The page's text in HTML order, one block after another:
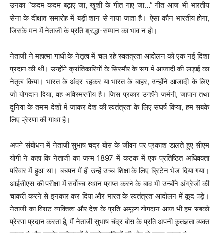
उनका “कदम कदम बढ़ाए जा, खुशी के गीत गाए जा…” गीत आज भी भारतीय
सेना के दीक्षांत समारोह में बड़ी शान से गाया जाता है। ऐसा कौन भारतीय होगा,
जिसके मन में नेताजी के प्रति श्रद्धा-सम्मान का भाव न हो।
नेताजी ने महात्मा गांधी के नेतृत्व में चल रहे स्वतंत्रता आंदोलन को एक नई दिशा
प्रदान की थी। उन्होंने क्रांतिकारियों के सिरमौर के रूप में आजादी की लड़ाई का
नेतृत्व किया। भारत के अंदर रहकर या भारत के बाहर, उन्होंने आजादी के लिए
जो योगदान दिया, वह अविस्मरणीय है। जिस प्रकार उन्होंने जर्मनी, जापान तथा
दुनिया के तमाम देशों में जाकर देश की स्वतंत्रता के लिए संघर्ष किया, हम सबके
लिए प्रेरणा की गाथा है।
अपने संबोधन में नेताजी सुभाष चंद्र बोस के जीवन पर प्रकाश डालते हुए सीएम
योगी ने कहा कि नेताजी का जन्म 1897 में कटक में एक प्रतिष्ठित अधिवक्ता
परिवार में हुआ था। बचपन में ही उन्हें उच्च शिक्षा के लिए ब्रिटेन भेज दिया गया।
आईसीएस की परीक्षा में सर्वोच्च स्थान प्राप्त करने के बाद भी उन्होंने अंग्रेजों की
चाकरी करने से इनकार कर दिया और भारत के स्वतंत्रता आंदोलन में कूद पड़े।
नेताजी का विराट व्यक्तित्व और देश के प्रति अमूल्य योगदान आज भी हम सबको
प्रेरणा प्रदान करता है, मैं नेताजी सुभाष चंद्र बोस के प्रति अपनी कृतज्ञता व्यक्त